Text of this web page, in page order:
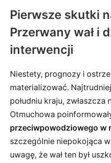
Pierwsze skutki
Przerwany wał i
interwencji
Niestety, prognozy i
materializować.
południu kraju, zwłaszcza
Otmuchowa
przeciwpowodziowego w
szczególnie niepokojąca
uwagę, że wał ten był